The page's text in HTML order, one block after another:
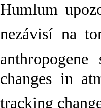
Humlum
nezávisí na
changes in
tracking